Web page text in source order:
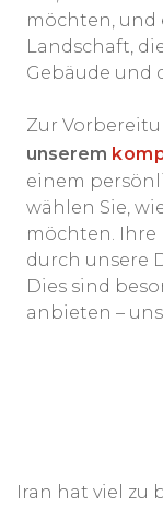
möchten, und
Landschaft,
Gebäude und
Zur
unserem
einem
wählen Sie,
möchten. Ihre
durch unsere
Dies sind
anbieten –
Iran hat viel zu